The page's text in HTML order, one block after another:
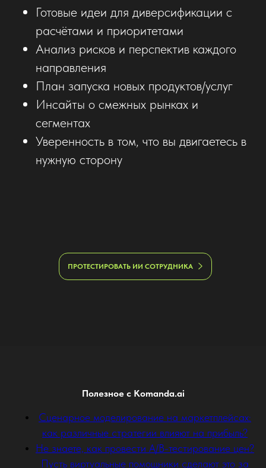
Готовые идеи для диверсификации с
расчётами и приоритетами
Анализ рисков и перспектив каждого
направления
План запуска новых продуктов/услуг
Инсайты о смежных рынках и
сегментах
Уверенность в том, что вы двигаетесь в
нужную сторону
ПРОТЕСТИРОВАТЬ ИИ СОТРУДНИКА
Полезное с Komanda.ai
Сценарное моделирование на маркетплейсах:
как различные стратегии влияют на прибыль?
Не знаете, как провести A/B-тестирование цен?
Пусть виртуальные помощники сделают это за